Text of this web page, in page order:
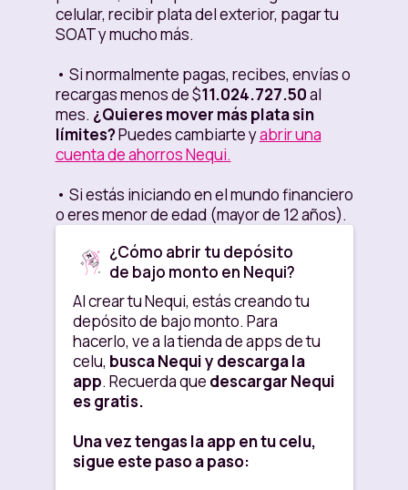
celular, recibir plata del exterior, pagar tu
SOAT y mucho más.
• Si normalmente pagas, recibes, envías o
recargas menos de $11.024.727.50al
mes. ¿Quieres mover más plata sin
límites?Puedes cambiarte yabrir una
cuenta de ahorros Nequi.
• Si estás iniciando en el mundo financiero
o eres menor de edad (mayor de 12 años).
¿Cómo abrir tu depósito
de bajo monto en Nequi?
Al crear tu Nequi, estás creando tu
depósito de bajo monto. Para
hacerlo, ve a la tienda de apps de tu
celu, busca Nequi y descarga la
app. Recuerda que descargar Nequi
es gratis.
Una vez tengas la app en tu celu,
sigue este paso a paso: